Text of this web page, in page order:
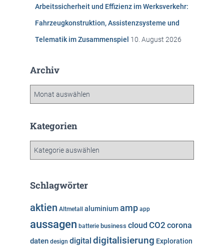
Arbeitssicherheit und Effizienz im Werksverkehr:
Fahrzeugkonstruktion, Assistenzsysteme und
Telematik im Zusammenspiel 10. August 2026
Archiv
h
Kategorien
g
r
i
n
Schlagwörter
aktien Altmetall aluminiumamp app
aussagen batterie business cloud CO2 corona
daten design digital digitalisierung Exploration